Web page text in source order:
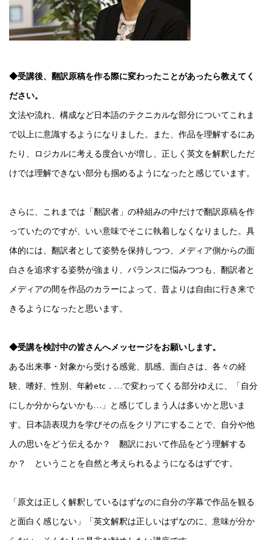
◆受講後、翻訳原稿を作る際に変わったことがあったら教えてく
ださい。
文法や流れ、構成など日本語のテクニカルな部分についてこれま
で以上に意識するようになりました。また、作品を理解するにあ
たり、ロジカルに考える度合いが増し、正しく英文を解釈しただ
けでは理解できない部分も掴めるようになったと感じています。
さらに、これまでは「翻訳者」の枠組みの中だけで翻訳原稿を作
っていたのですが、いい意味でそこに執着しなくなりました。具
体的には、翻訳者として姿勢を保持しつつ、メディア側からの面
白さを追求する姿勢が強まり、バランスに悩みつつも、翻訳者と
メディアの間を作品のカラーによって、昔よりは自由に行き来で
きるようになったと思います。
◆受講を検討中の皆さんへメッセージをお願いします。
ある出来事・対象から受ける感覚、肌感、面白さは、各々の経
験、嗜好、性別、年齢etc．…で変わってくる部分ゆえに、「自分
にしか分からないかも…」と感じてしまう人は多いかと思いま
す。日本語表現力を学びその点をクリアにすることで、自分や他
人の思いをどう伝えるか？ 翻訳において作品をどう理解する
か？ ということを自然と考えられるようになるはずです。
「原文は正しく解釈しているはずなのに自分の字幕で作品を観る
と面白く感じない」「英文解釈は正しいはずなのに、意味が分か